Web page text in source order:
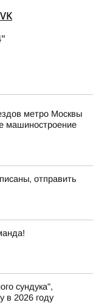
VK
метро Москвы
машиностроение
отправить
сундука",
в 2026 году